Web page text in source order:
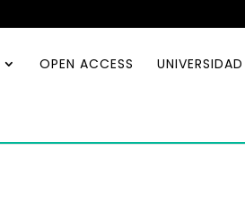
OPEN ACCESS UNIVERSIDAD